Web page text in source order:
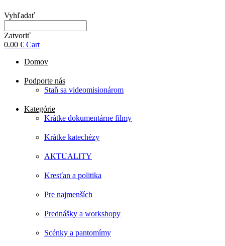
Vyhľadať
Zatvoriť
0.00 € Cart
Domov
Podporte nás
Staň sa videomisionárom
Kategórie
Krátke dokumentárne filmy
Krátke katechézy
AKTUALITY
Kresťan a politika
Pre najmenších
Prednášky a workshopy
Scénky a pantomímy